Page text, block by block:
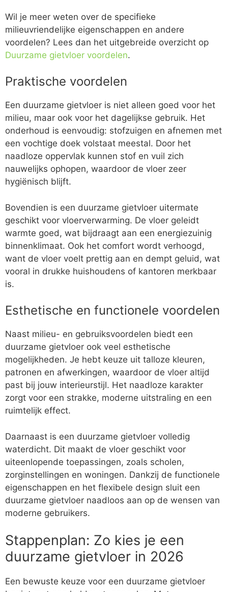
Wil je meer weten over de specifieke
milieuvriendelijke eigenschappen en andere
voordelen? Lees dan het uitgebreide overzicht op
Duurzame gietvloer voordelen.
Praktische voordelen
Een duurzame gietvloer is niet alleen goed voor het
milieu, maar ook voor het dagelijkse gebruik. Het
onderhoud is eenvoudig: stofzuigen en afnemen met
een vochtige doek volstaat meestal. Door het
naadloze oppervlak kunnen stof en vuil zich
nauwelijks ophopen, waardoor de vloer zeer
hygiënisch blijft.
Bovendien is een duurzame gietvloer uitermate
geschikt voor vloerverwarming. De vloer geleidt
warmte goed, wat bijdraagt aan een energiezuinig
binnenklimaat. Ook het comfort wordt verhoogd,
want de vloer voelt prettig aan en dempt geluid, wat
vooral in drukke huishoudens of kantoren merkbaar
is.
Esthetische en functionele voordelen
Naast milieu- en gebruiksvoordelen biedt een
duurzame gietvloer ook veel esthetische
mogelijkheden. Je hebt keuze uit talloze kleuren,
patronen en afwerkingen, waardoor de vloer altijd
past bij jouw interieurstijl. Het naadloze karakter
zorgt voor een strakke, moderne uitstraling en een
ruimtelijk effect.
Daarnaast is een duurzame gietvloer volledig
waterdicht. Dit maakt de vloer geschikt voor
uiteenlopende toepassingen, zoals scholen,
zorginstellingen en woningen. Dankzij de functionele
eigenschappen en het flexibele design sluit een
duurzame gietvloer naadloos aan op de wensen van
moderne gebruikers.
Stappenplan: Zo kies je een
duurzame gietvloer in 2026
Een bewuste keuze voor een duurzame gietvloer